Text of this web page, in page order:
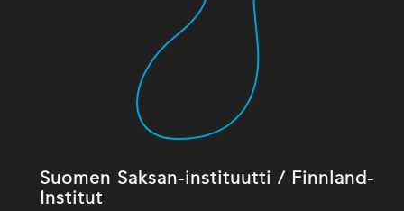
Suomen Saksan-instituutti / Finnland-
Institut